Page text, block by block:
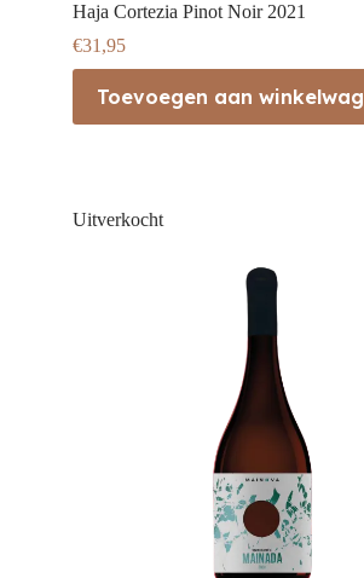
Haja Cortezia Pinot Noir 2021
€31,95
Toevoegen aan
Uitverkocht